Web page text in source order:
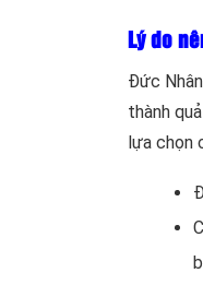
Lý do
Đức
thành
lựa chọn